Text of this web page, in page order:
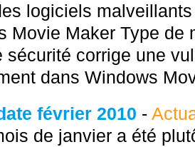
logiciels
Movie Maker Type de
sécurité corrige une
dans Windows
février 2010 -
de janvier a été